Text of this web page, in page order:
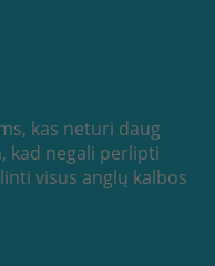
kas neturi daug
kad negali perlipti
visus anglų kalbos